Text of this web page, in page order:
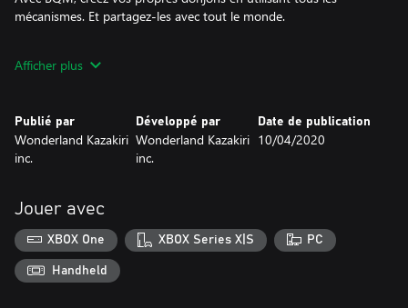
mécanismes. Et partagez-les avec tout le monde.
de problème ! Concentrez-vous sur les donjon créés par d’autres
★ « JOUER »
Affrontez les donjons meurtriers créés par d’autres joueurs !
ou des baguettes de feu.
★ « CRÉER »
Créez les donjons et gagnez des Gold ! Vous avez affronté de
Afficher plus
Publié par
Wonderland Kazakiri
inc.
Développé par
Wonderland Kazakiri
inc.
Date de publication
10/04/2020
Jouer avec
XBOX One XBOX Series X|S PC
Handheld